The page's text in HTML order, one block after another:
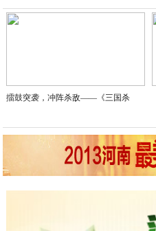
擂鼓突袭，冲阵杀敌——《三国杀